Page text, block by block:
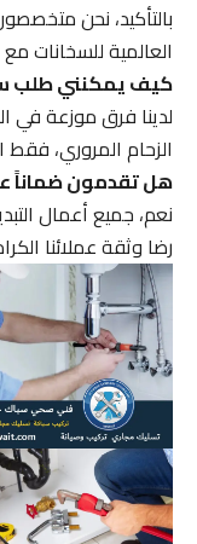
بالتأكيد، نحن
العالمية للسخانات مع
كيف يمكنني طلب
لدينا فرق موزعة في
الزحام المروري، فقط
هل تقدمون ضماناً
نعم، جميع أعمال
رضا وثقة عملائنا